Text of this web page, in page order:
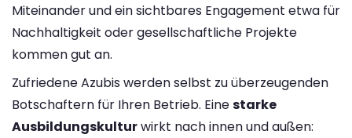
Miteinander und ein sichtbares Engagement etwa für
Nachhaltigkeit oder gesellschaftliche Projekte
kommen gut an.
Zufriedene Azubis werden selbst zu überzeugenden
Botschaftern für Ihren Betrieb. Einestarke
Ausbildungskulturwirkt nach innen und außen: